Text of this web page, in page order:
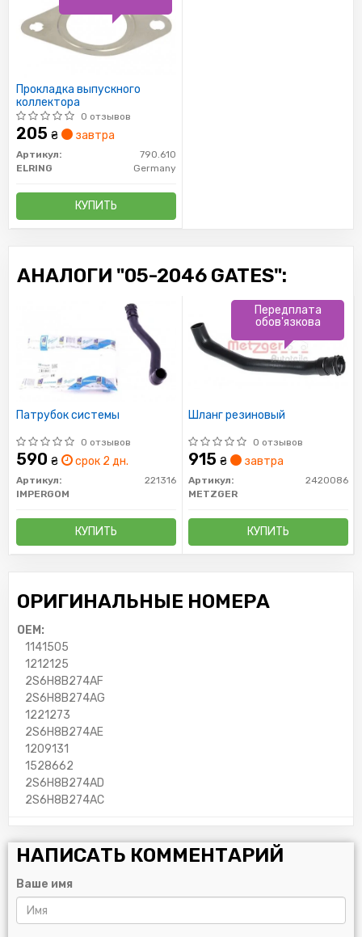
Прокладка выпускного
коллектора
0 отзывов
205 ₴ завтра
Артикул:
790.610
ELRING
Germany
КУПИТЬ
АНАЛОГИ "05-2046 GATES":
Патрубок системы
0 отзывов
590 ₴ срок 2 дн.
Артикул:
221316
IMPERGOM
КУПИТЬ
Шланг резиновый
0 отзывов
915 ₴ завтра
Артикул:
2420086
METZGER
КУПИТЬ
Передплата
обов'язкова
ОРИГИНАЛЬНЫЕ НОМЕРА
OEM:
1141505
1212125
2S6H8B274AF
2S6H8B274AG
1221273
2S6H8B274AE
1209131
1528662
2S6H8B274AD
2S6H8B274AC
НАПИСАТЬ КОММЕНТАРИЙ
Ваше имя